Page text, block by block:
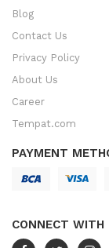
Blog
Contact Us
Privacy Policy
About Us
Career
Tempat.com
PAYMENT
CONNECT WITH